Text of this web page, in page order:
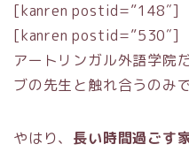
[kanren postid=”148″]
[kanren postid=”530″]
アートリンガル外語学院
ブの先生と触れ合うのみで
やはり、 長い時間過ごす